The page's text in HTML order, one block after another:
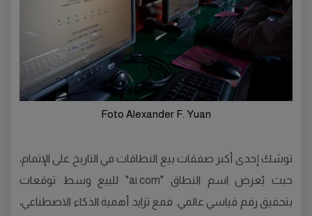
Foto Alexander F. Yuan
توشك إحدى أكبر صفقات بيع النطاقات في التاريخ على الإتمام،
حيث يُعرض اسم النطاق "ai.com" للبيع وسط توقعات
بتحقيق رقم قياسي عالمي. فمع تزايد أهمية الذكاء الاصطناعي،